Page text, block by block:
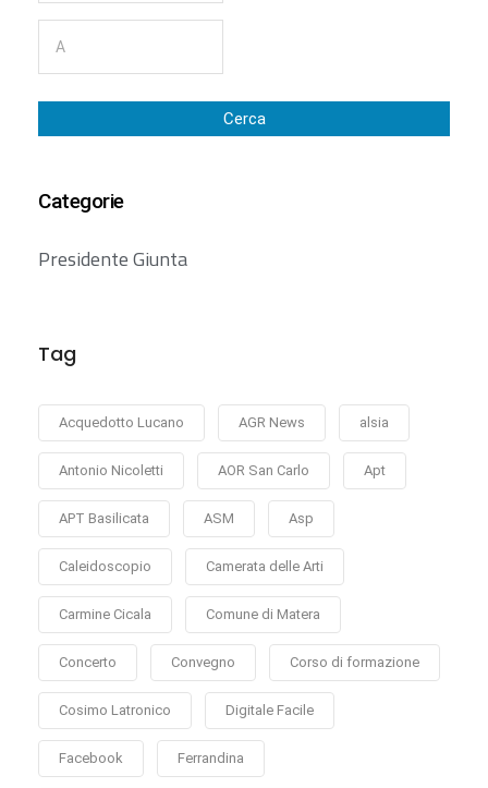
Cerca
Categorie
Presidente Giunta
Tag
Acquedotto Lucano AGR News alsia
Antonio Nicoletti AOR San Carlo Apt
APT Basilicata ASM Asp
Caleidoscopio Camerata delle Arti
Carmine Cicala Comune di Matera
Concerto Convegno Corso di formazione
Cosimo Latronico Digitale Facile
Facebook Ferrandina